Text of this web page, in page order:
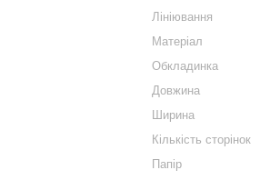
Лініювання
Матеріал
Обкладинка
Довжина
Ширина
Кількість сторінок
Папір